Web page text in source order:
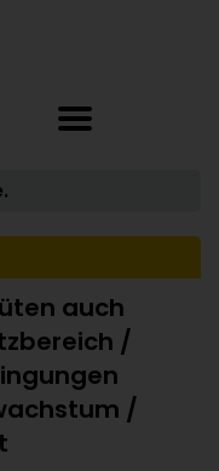
auch
/
/